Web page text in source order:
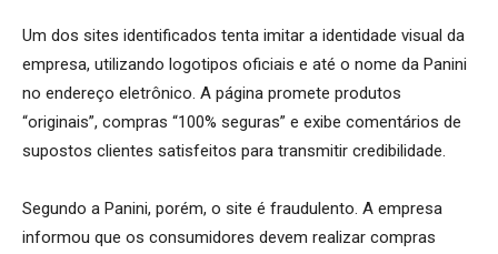
Um dos sites identificados tenta imitar a identidade visual da
empresa, utilizando logotipos oficiais e até o nome da Panini
no endereço eletrônico. A página promete produtos
“originais”, compras “100% seguras” e exibe comentários de
supostos clientes satisfeitos para transmitir credibilidade.
Segundo a Panini, porém, o site é fraudulento. A empresa
informou que os consumidores devem realizar compras